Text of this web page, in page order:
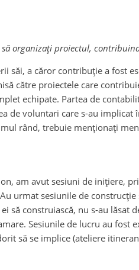
să organizați proiectul,
a căror contribuție a fost
către proiectele care
echipate. Partea de
de voluntari care s-au
rând, trebuie menționați
am avut sesiuni de inițiere,
urmat sesiunile de
să construiască, nu s-au
Sesiunile de lucru au
să se implice (ateliere